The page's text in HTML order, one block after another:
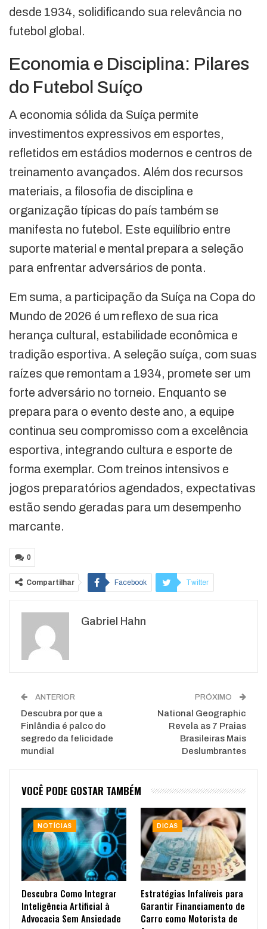
desde 1934, solidificando sua relevância no
futebol global.
Economia e Disciplina: Pilares
do Futebol Suíço
A economia sólida da Suíça permite
investimentos expressivos em esportes,
refletidos em estádios modernos e centros de
treinamento avançados. Além dos recursos
materiais, a filosofia de disciplina e
organização típicas do país também se
manifesta no futebol. Este equilíbrio entre
suporte material e mental prepara a seleção
para enfrentar adversários de ponta.
Em suma, a participação da Suíça na Copa do
Mundo de 2026 é um reflexo de sua rica
herança cultural, estabilidade econômica e
tradição esportiva. A seleção suíça, com suas
raízes que remontam a 1934, promete ser um
forte adversário no torneio. Enquanto se
prepara para o evento deste ano, a equipe
continua seu compromisso com a excelência
esportiva, integrando cultura e esporte de
forma exemplar. Com treinos intensivos e
jogos preparatórios agendados, expectativas
estão sendo geradas para um desempenho
marcante.
0
Compartilhar Facebook Twitter
WhatsApp
Gabriel Hahn
ANTERIOR
Descubra por que a
Finlândia é palco do
segredo da felicidade
mundial
PRÓXIMO
National Geographic
Revela as 7 Praias
Brasileiras Mais
Deslumbrantes
VOCÊ PODE GOSTAR TAMBÉM
NOTÍCIAS
Descubra Como Integrar
Inteligência Artificial à
Advocacia Sem Ansiedade
DICAS
Estratégias Infalíveis para
Garantir Financiamento de
Carro como Motorista de